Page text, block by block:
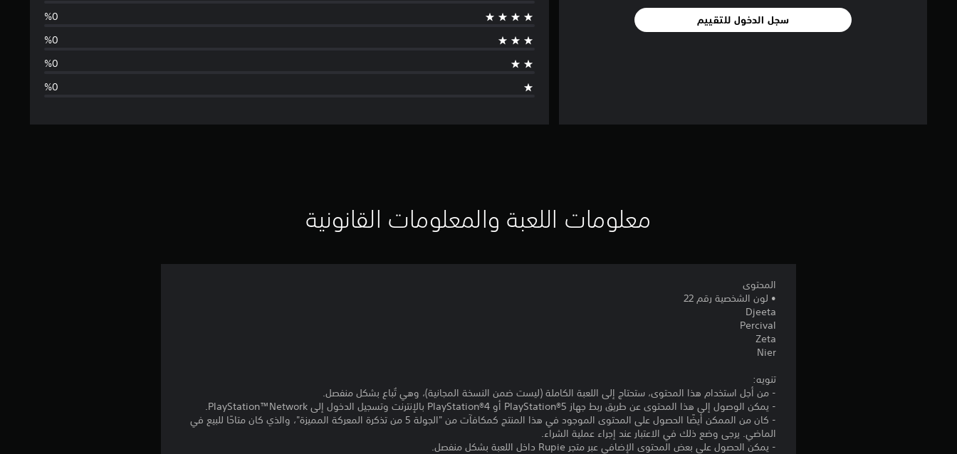
سجل الدخول للتقييم
ت
معلومات اللعبة والمعلومات القانونية
المحتوى
• لون الشخصية رقم 22
Djeeta
Percival
Zeta
Nier
تنويه:
- من أجل استخدام هذا المحتوى، ستحتاج إلى اللعبة الكاملة (ليست ضمن النسخة المجانية)، وهي تُباع بشكل منفصل.
- يمكن الوصول إلى هذا المحتوى عن طريق ربط جهاز PlayStation®5 أو PlayStation®4 بالإنترنت وتسجيل الدخول إلى PlayStation™Network.
- كان من الممكن أيضًا الحصول على المحتوى الموجود في هذا المنتج كمكافآت من "الجولة 5 من تذكرة المعركة المميزة"، والذي كان متاحًا للبيع في
الماضي. يرجى وضع ذلك في الاعتبار عند إجراء عملية الشراء.
- يمكن الحصول على بعض المحتوى الإضافي عبر متجر Rupie داخل اللعبة بشكل منفصل.